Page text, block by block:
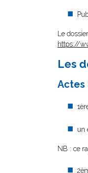
Le
https://
Les
Actes
un
NB : ce